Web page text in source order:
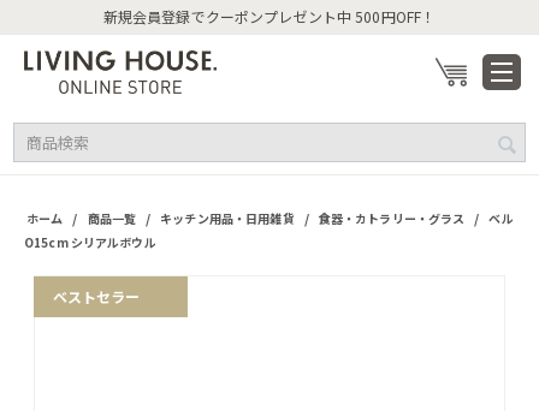
新規会員登録でクーポンプレゼント中 500円OFF！
ホーム / 商品一覧 / キッチン用品・日用雑貨 / 食器・カトラリー・グラス / ベル
O15cm シリアルボウル
ベストセラー